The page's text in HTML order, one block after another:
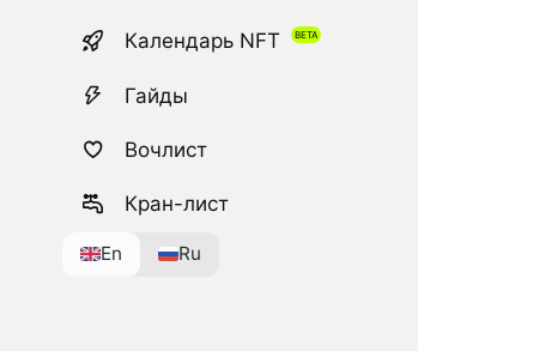
Календарь NFT
Гайды
Вочлист
Кран-лист
En Ru